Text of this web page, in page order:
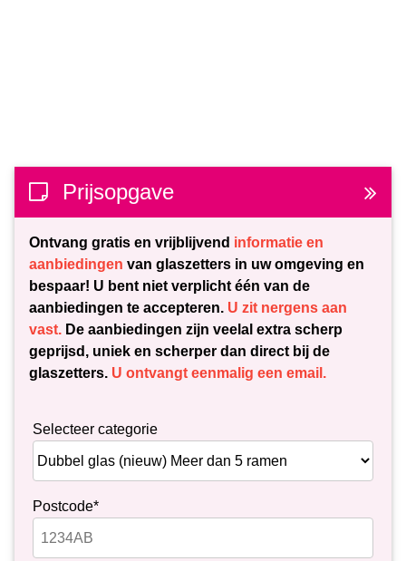
Prijsopgave
Ontvang gratis en vrijblijvend informatie en
aanbiedingen van glaszetters in uw omgeving en
bespaar! U bent niet verplicht één van de
aanbiedingen te accepteren. U zit nergens aan
vast. De aanbiedingen zijn veelal extra scherp
geprijsd, uniek en scherper dan direct bij de
glaszetters. U ontvangt eenmalig een email.
Selecteer categorie
Postcode*